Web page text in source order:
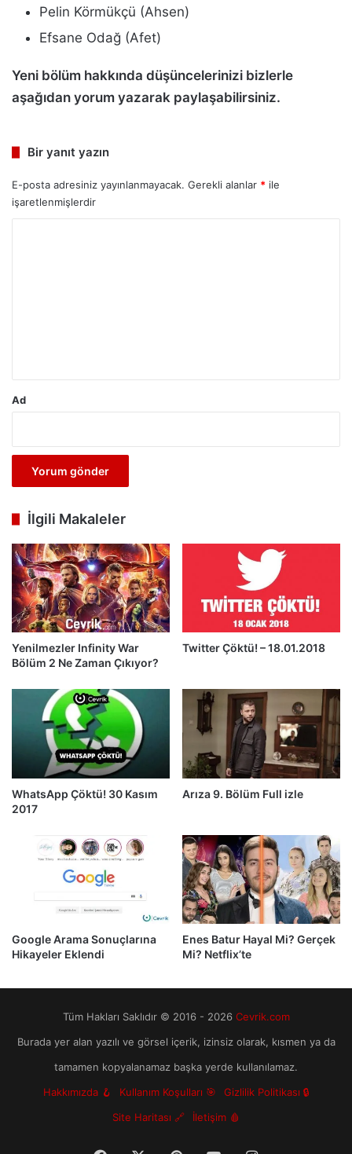
Pelin Körmükçü (Ahsen)
Efsane Odağ (Afet)
Yeni bölüm hakkında düşüncelerinizi bizlerle
aşağıdan yorum yazarak paylaşabilirsiniz.
Bir yanıt yazın
E-posta adresiniz yayınlanmayacak. Gerekli alanlar * ile
işaretlenmişlerdir
Ad
İlgili Makaleler
Yenilmezler Infinity War
Bölüm 2 Ne Zaman Çıkıyor?
Twitter Çöktü! – 18.01.2018
WhatsApp Çöktü! 30 Kasım
2017
Arıza 9. Bölüm Full izle
Google Arama Sonuçlarına
Hikayeler Eklendi
Enes Batur Hayal Mi? Gerçek
Mi? Netflix’te
Tüm Hakları Saklıdır © 2016 - 2026 Cevrik.com
Burada yer alan yazılı ve görsel içerik, izinsiz olarak, kısmen ya da
tamamen kopyalanamaz başka yerde kullanılamaz.
Hakkımızda 🪝
Kullanım Koşulları 🎯
Gizlilik Politikası 🔒
Site Haritası 🔗
İletişim 🩸